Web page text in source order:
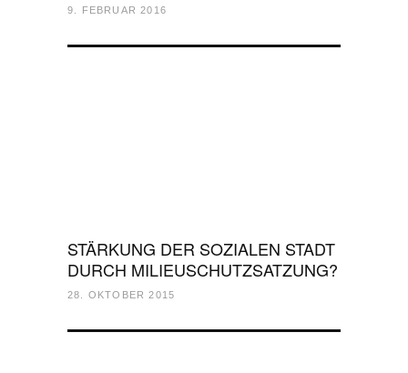
9. FEBRUAR 2016
STÄRKUNG DER SOZIALEN STADT
DURCH MILIEUSCHUTZSATZUNG?
28. OKTOBER 2015